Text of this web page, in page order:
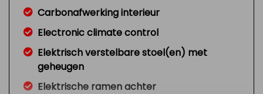
Carbonafwerking interieur
Electronic climate control
Elektrisch verstelbare stoel(en) met
geheugen
Elektrische ramen achter